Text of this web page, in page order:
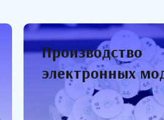
Производство
электронных